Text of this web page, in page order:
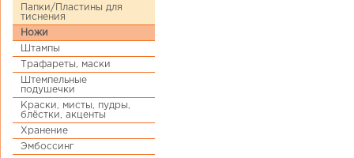
Папки/Пластины для
тиснения
Ножи
Штампы
Трафареты, маски
Штемпельные
подушечки
Краски, мисты, пудры,
блёстки, акценты
Хранение
Эмбоссинг